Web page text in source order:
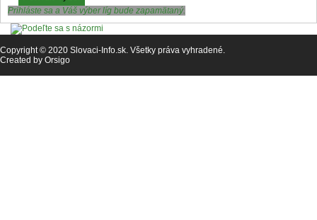
Prihláste sa a Váš výber líg bude zapamätaný.
Copyright © 2020 Slovaci-Info.sk. Všetky práva vyhradené.
Created by Orsigo